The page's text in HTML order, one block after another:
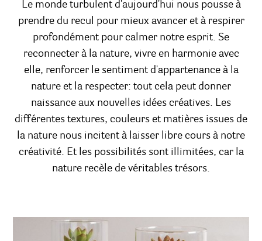
Le monde turbulent d'aujourd'hui nous pousse à
prendre du recul pour mieux avancer et à respirer
profondément pour calmer notre esprit. Se
reconnecter à la nature, vivre en harmonie avec
elle, renforcer le sentiment d'appartenance à la
nature et la respecter: tout cela peut donner
naissance aux nouvelles idées créatives. Les
différentes textures, couleurs et matières issues de
la nature nous incitent à laisser libre cours à notre
créativité. Et les possibilités sont illimitées, car la
nature recèle de véritables trésors.